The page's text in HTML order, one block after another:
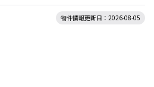
物件情報更新日：2026-08-05